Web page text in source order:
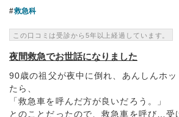
救急科
この口コミは受診から5年以上経過しています。
夜間救急でお世話になりました
90歳の祖父が夜中に倒れ、あんしんホ
たら、
「救急車を呼んだ方が良いだろう。」
とのことだったので、救急車を呼び…受